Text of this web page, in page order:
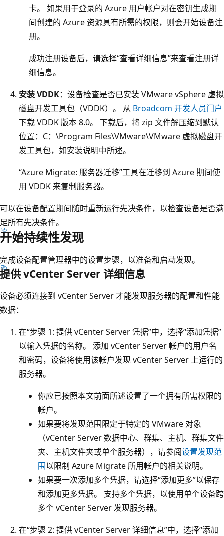
卡。 如果用于登录的 Azure 用户帐户对在密钥生成期
间创建的 Azure 资源具有所需的权限，则会开始设备注
册。
成功注册设备后，请选择“查看详细信息”来查看注册详
细信息。
安装 VDDK：设备检查是否已安装 VMware vSphere 虚拟
磁盘开发工具包（VDDK）。 从 Broadcom 开发人员门户
下载 VDDK 版本 8.0。 下载后，将 zip 文件解压缩到默认
位置：C：\Program Files\VMware\VMware 虚拟磁盘开
发工具包，如安装说明中所述。
“Azure Migrate: 服务器迁移”工具在迁移到 Azure 期间使
用 VDDK 来复制服务器。
可以在设备配置期间随时重新运行先决条件，以检查设备是否满
足所有先决条件。
开始持续性发现
完成设备配置管理器中的设置步骤，以准备和启动发现。
提供 vCenter Server 详细信息
设备必须连接到 vCenter Server 才能发现服务器的配置和性能
数据：
在“步骤 1: 提供 vCenter Server 凭据”中，选择“添加凭据”
以输入凭据的名称。 添加 vCenter Server 帐户的用户名
和密码，设备将使用该帐户发现 vCenter Server 上运行的
服务器。
你应已按照本文前面所述设置了一个拥有所需权限的
帐户。
如果要将发现范围限定于特定的 VMware 对象
（vCenter Server 数据中心、群集、主机、群集文件
夹、主机文件夹或单个服务器），请参阅设置发现范
围以限制 Azure Migrate 所用帐户的相关说明。
如果要一次添加多个凭据，请选择“添加更多”以保存
和添加更多凭据。 支持多个凭据，以使用单个设备跨
多个 vCenter Server 发现服务器。
在“步骤 2: 提供 vCenter Server 详细信息”中，选择“添加